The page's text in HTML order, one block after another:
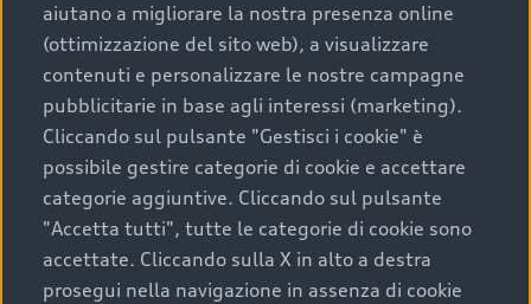
La qualità di acquistare
un’auto usata Audi
Scegliere un’auto usata è una decisione che coniuga
convenienza, affidabilità e sostenibilità. Per fare un
acquisto sicuro, è essenziale considerare aspetti
determinanti come la garanzia inclusa e l’affidabilità del
marchio. Audi offre l’auto usata perfetta tramite Audi
Prima Scelta :plus
aiutano a migliorare la nostra presenza online
(ottimizzazione del sito web), a visualizzare
contenuti e personalizzare le nostre campagne
pubblicitarie in base agli interessi (marketing).
Cliccando sul pulsante "Gestisci i cookie" è
possibile gestire categorie di cookie e accettare
categorie aggiuntive. Cliccando sul pulsante
"Accetta tutti", tutte le categorie di cookie sono
accettate. Cliccando sulla X in alto a destra
prosegui nella navigazione in assenza di cookie